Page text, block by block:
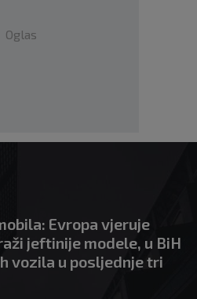
Oglas
Evropa vjeruje
jeftinije modele, u BiH
vozila u posljednje tri